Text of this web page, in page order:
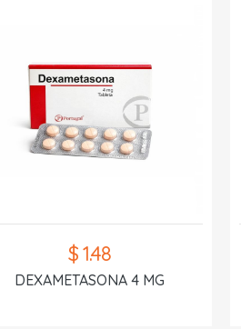
$ 1.48
DEXAMETASONA 4 MG